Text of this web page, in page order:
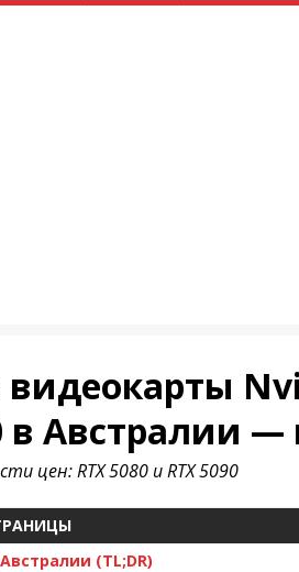
в Австралии
цен: RTX 5080 и RTX 5090
(TL;DR)